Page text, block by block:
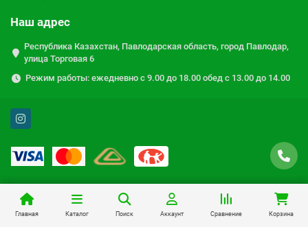
Наш адрес
Республика Казахстан, Павлодарская область, город Павлодар,
улица Торговая 6
Режим работы: ежедневно с 9.00 до 18.00 обед с 13.00 до 14.00
Главная Каталог Поиск Аккаунт Сравнение Корзина